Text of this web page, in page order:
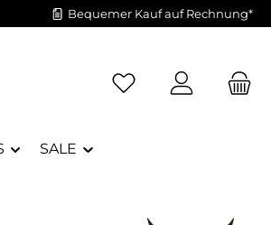
Bequemer Kauf auf Rechnung*
Du hast 0 Produkte
SALE